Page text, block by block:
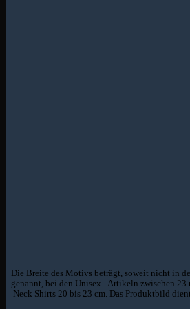
Die Breite des Motivs beträgt, soweit nicht in
genannt, bei den Unisex - Artikeln zwischen 23
Neck Shirts 20 bis 23 cm. Das Produktbild